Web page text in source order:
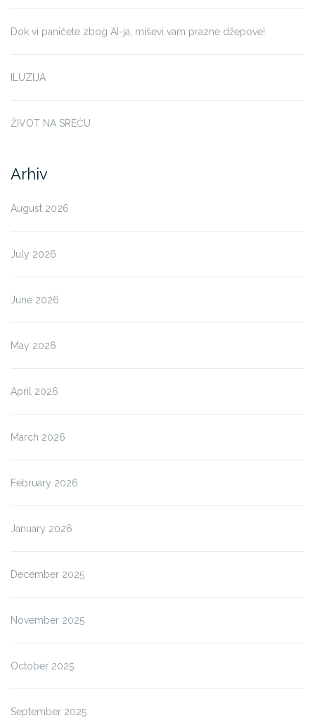
Dok vi paničete zbog AI-ja, miševi vam prazne džepove!
ILUZIJA
ŽIVOT NA SREĆU
Arhiv
August 2026
July 2026
June 2026
May 2026
April 2026
March 2026
February 2026
January 2026
December 2025
November 2025
October 2025
September 2025